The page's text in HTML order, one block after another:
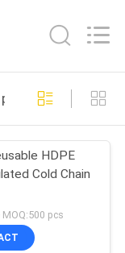
online
HDPE
Cold Chain
pcs